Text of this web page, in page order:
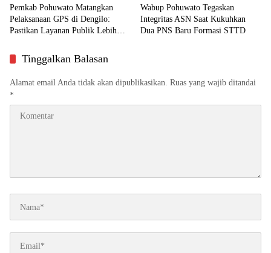
Pemkab Pohuwato Matangkan
Pelaksanaan GPS di Dengilo:
Pastikan Layanan Publik Lebih
Wabup Pohuwato Tegaskan
Integritas ASN Saat Kukuhkan
Dua PNS Baru Formasi STTD
Tinggalkan Balasan
Alamat email Anda tidak akan dipublikasikan. Ruas yang wajib ditandai
*